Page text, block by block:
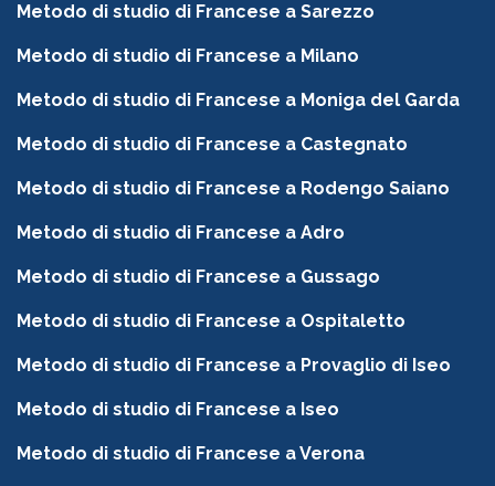
Metodo di studio di Francese a Sarezzo
Metodo di studio di Francese a Milano
Metodo di studio di Francese a Moniga del Garda
Metodo di studio di Francese a Castegnato
Metodo di studio di Francese a Rodengo Saiano
Metodo di studio di Francese a Adro
Metodo di studio di Francese a Gussago
Metodo di studio di Francese a Ospitaletto
Metodo di studio di Francese a Provaglio di Iseo
Metodo di studio di Francese a Iseo
Metodo di studio di Francese a Verona